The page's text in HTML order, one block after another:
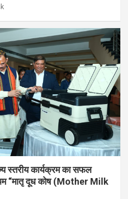
स्तरीय कार्यक्रम का सफल
“मातृ दूध कोष (Mother Milk